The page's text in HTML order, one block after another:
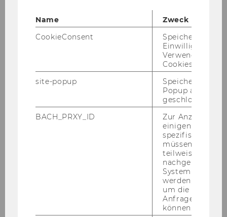
Der For­schungs­be­richt liegt seit De­zem­ber
Philosophy
Name
Zweck
CookieConsent
Speichert Ihre
Einwilligung zur
Verwendung von
Cookies.
site-popup
Speichert ob ein
Popup
geschlossen
BACH_PRXY_ID
Zur Anzeige von
einigen WU-
spezifischen
müssen
teilweise von
nachgelagerten
System
werden.
um die Antwort
Anfrage
können.